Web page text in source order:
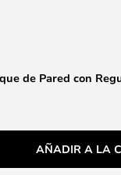
de Pared con
AÑADIR A LA